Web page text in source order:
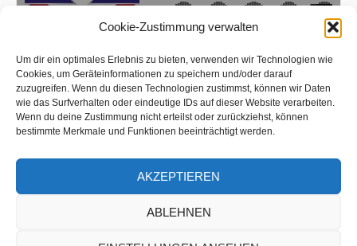
Cookie-Zustimmung verwalten
Um dir ein optimales Erlebnis zu bieten, verwenden wir Technologien wie
Cookies, um Geräteinformationen zu speichern und/oder darauf
zuzugreifen. Wenn du diesen Technologien zustimmst, können wir Daten
wie das Surfverhalten oder eindeutige IDs auf dieser Website verarbeiten.
Wenn du deine Zustimmung nicht erteilst oder zurückziehst, können
bestimmte Merkmale und Funktionen beeinträchtigt werden.
AKZEPTIEREN
ABLEHNEN